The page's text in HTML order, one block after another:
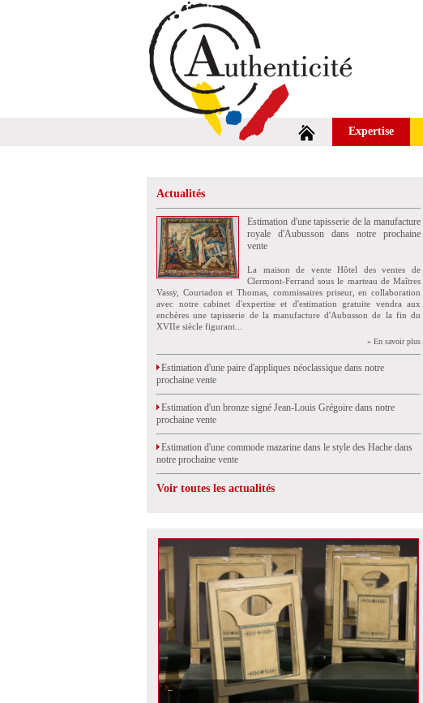
Expertise
Actualités
Estimation d'une tapisserie de la manufacture
royale d'Aubusson dans notre prochaine
vente
La maison de vente Hôtel des ventes de
Clermont-Ferrand sous le marteau de Maîtres
Vassy, Courtadon et Thomas, commissaires priseur, en collaboration
avec notre cabinet d'expertise et d'estimation gratuite vendra aux
enchères une tapisserie de la manufacture d'Aubusson de la fin du
XVIIe siècle figurant...
» En savoir plus
Estimation d'une paire d'appliques néoclassique dans notre
prochaine vente
Estimation d'un bronze signé Jean-Louis Grégoire dans notre
prochaine vente
Estimation d'une commode mazarine dans le style des Hache dans
notre prochaine vente
Voir toutes les actualités